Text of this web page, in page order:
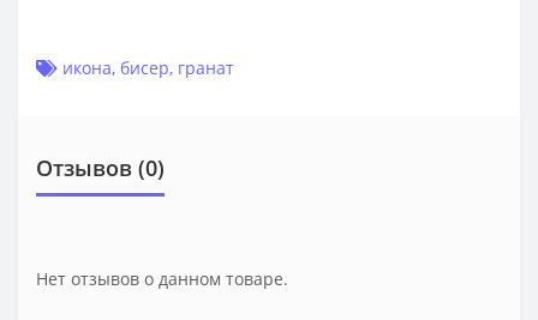
икона, бисер, гранат
Отзывов (0)
Нет отзывов о данном товаре.